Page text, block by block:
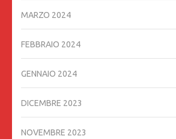
MARZO 2024
FEBBRAIO 2024
GENNAIO 2024
DICEMBRE 2023
NOVEMBRE 2023